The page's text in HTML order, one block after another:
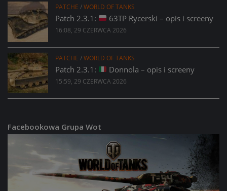
PATCHE /WORLD OF TANKS
Patch 2.3.1: 63TP Rycerski – opis i screeny
16:08, 29 CZERWCA 2026
PATCHE /WORLD OF TANKS
Patch 2.3.1: Donnola – opis i screeny
15:59, 29 CZERWCA 2026
Facebookowa Grupa Wot